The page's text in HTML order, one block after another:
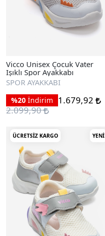
Vicco Unisex Çocuk Vater
Işıklı Spor Ayakkabı
SPOR AYAKKABI
%20 İndirim
1.679,92
2.099,90
ÜCRETSIZ KARGO YENI